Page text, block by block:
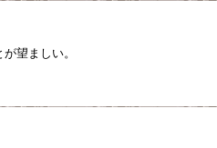
望ましい。